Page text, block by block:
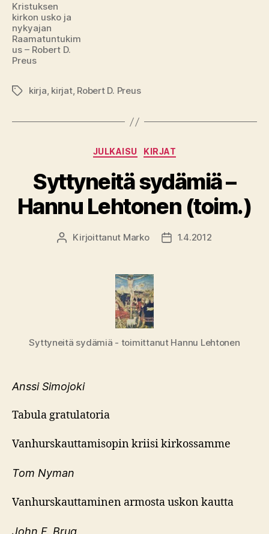
Kristuksen
kirkon usko ja
nykyajan
Raamatuntukim
us – Robert D.
Preus
Avainsanat
kirja, kirjat, Robert D. Preus
Kategoriat
JULKAISU KIRJAT
Syttyneitä sydämiä –
Hannu Lehtonen (toim.)
Kirjoittaja
Kirjoittanut Marko Julkaisupäivämäärä
1.4.2012
Syttyneitä sydämiä - toimittanut Hannu Lehtonen
Anssi Simojoki
Tabula gratulatoria
Vanhurskauttamisopin kriisi kirkossamme
Tom Nyman
Vanhurskauttaminen armosta uskon kautta